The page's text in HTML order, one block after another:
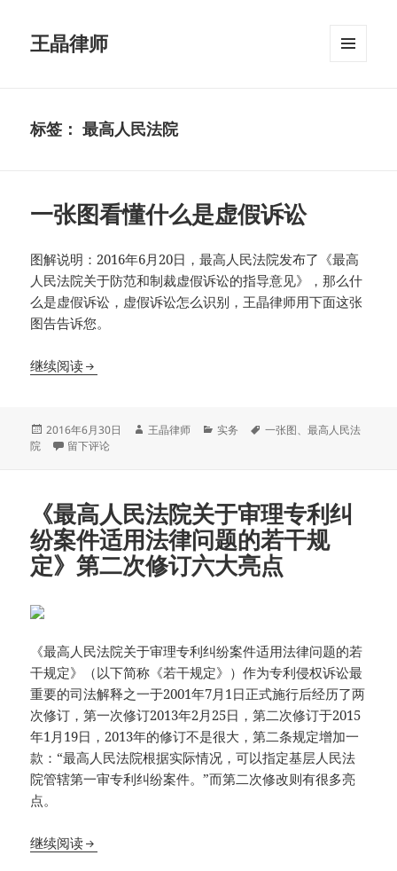
王晶律师
标签：最高人民法院
一张图看懂什么是虚假诉讼
图解说明：2016年6月20日，最高人民法院发布了《最高
人民法院关于防范和制裁虚假诉讼的指导意见》，那么什
么是虚假诉讼，虚假诉讼怎么识别，王晶律师用下面这张
图告告诉您。
继续阅读一张图看懂什么是虚假诉讼
发
布
2016年6月30日
作
王晶律师
分
实务
标
一张图、最高人民法
院
于一张图看懂什么是虚假诉讼
留下评论
《最高人民法院关于审理专利纠
纷案件适用法律问题的若干规
定》第二次修订六大亮点
《最高人民法院关于审理专利纠纷案件适用法律问题的若
干规定》（以下简称《若干规定》）作为专利侵权诉讼最
重要的司法解释之一于2001年7月1日正式施行后经历了两
次修订，第一次修订2013年2月25日，第二次修订于2015
年1月19日，2013年的修订不是很大，第二条规定增加一
款：“最高人民法院根据实际情况，可以指定基层人民法
院管辖第一审专利纠纷案件。”而第二次修改则有很多亮
点。
继续阅读《最高人民法院关于审理专利纠纷案件适用法律问题